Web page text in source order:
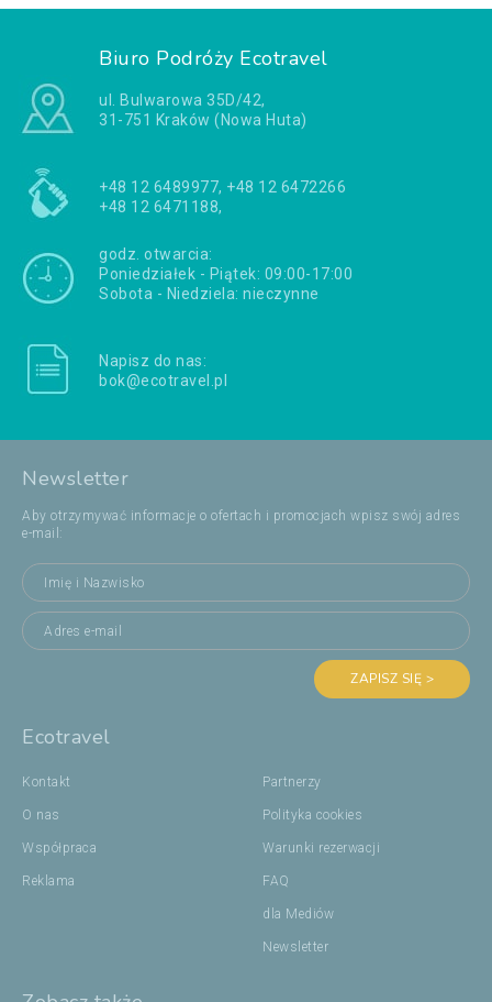
Biuro Podróży Ecotravel
ul. Bulwarowa 35D/42,
31-751 Kraków (Nowa Huta)
+48 12 6489977, +48 12 6472266
+48 12 6471188,
godz. otwarcia:
Poniedziałek - Piątek: 09:00-17:00
Sobota - Niedziela: nieczynne
Napisz do nas:
bok@ecotravel.pl
Newsletter
Aby otrzymywać informacje o ofertach i promocjach wpisz swój adres
e-mail:
ZAPISZ SIĘ >
Ecotravel
Kontakt
O nas
Współpraca
Reklama
Partnerzy
Polityka cookies
Warunki rezerwacji
FAQ
dla Mediów
Newsletter